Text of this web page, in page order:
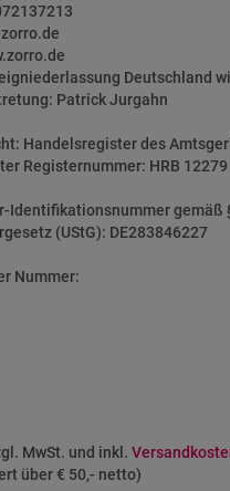
Deutschland
Patrick Jurgahn
Handelsregister des
Registernummer: HRB 12279
Identifikationsnummer gemäß
(UStG): DE283846227
Nummer:
MwSt. und inkl.
über € 50,- netto)